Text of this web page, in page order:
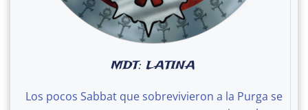
MDT: LATINA
Los pocos Sabbat que sobrevivieron a la Purga se